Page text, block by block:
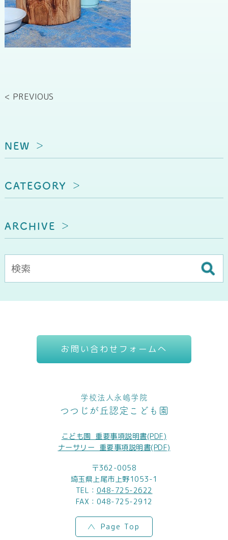
< PREVIOUS
NEW
CATEGORY
ARCHIVE
お問い合わせフォームへ
学校法人永嶋学院
つつじが丘認定こども園
こども園_重要事項説明書(PDF)
ナーサリー_重要事項説明書(PDF)
〒362-0058
埼玉県上尾市上野1053-1
TEL： 048-725-2622
FAX：048-725-2912
Page Top